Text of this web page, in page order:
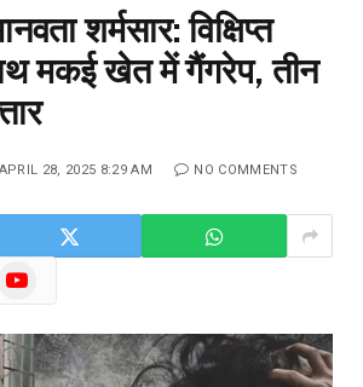
शर्मसार: विक्षिप्त
मकई खेत में गैंगरेप, तीन
APRIL 28, 2025 8:29 AM NO COMMENTS
YouTube